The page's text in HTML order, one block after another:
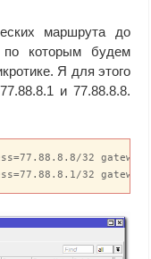
маршрута до
по которым будем
Я для этого
и 77.88.8.8.
32
32